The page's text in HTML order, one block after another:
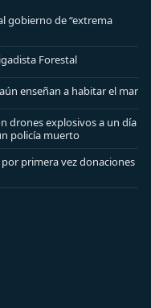
gobierno de “extrema
Forestal
enseñan a habitar el mar
drones explosivos a un día
policía muerto
primera vez donaciones